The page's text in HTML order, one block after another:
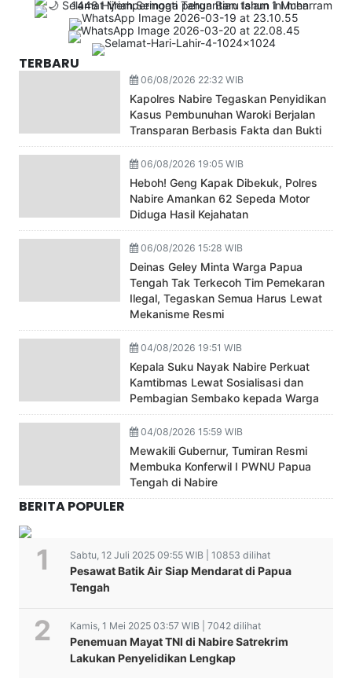
TERBARU
06/08/2026 22:32 WIB
Kapolres Nabire Tegaskan Penyidikan
Kasus Pembunuhan Waroki Berjalan
Transparan Berbasis Fakta dan Bukti
06/08/2026 19:05 WIB
Heboh! Geng Kapak Dibekuk, Polres
Nabire Amankan 62 Sepeda Motor
Diduga Hasil Kejahatan
06/08/2026 15:28 WIB
Deinas Geley Minta Warga Papua
Tengah Tak Terkecoh Tim Pemekaran
Ilegal, Tegaskan Semua Harus Lewat
Mekanisme Resmi
04/08/2026 19:51 WIB
Kepala Suku Nayak Nabire Perkuat
Kamtibmas Lewat Sosialisasi dan
Pembagian Sembako kepada Warga
04/08/2026 15:59 WIB
Mewakili Gubernur, Tumiran Resmi
Membuka Konferwil I PWNU Papua
Tengah di Nabire
BERITA POPULER
Sabtu, 12 Juli 2025 09:55 WIB | 10853 dilihat
Pesawat Batik Air Siap Mendarat di Papua
Tengah
Kamis, 1 Mei 2025 03:57 WIB | 7042 dilihat
Penemuan Mayat TNI di Nabire Satrekrim
Lakukan Penyelidikan Lengkap